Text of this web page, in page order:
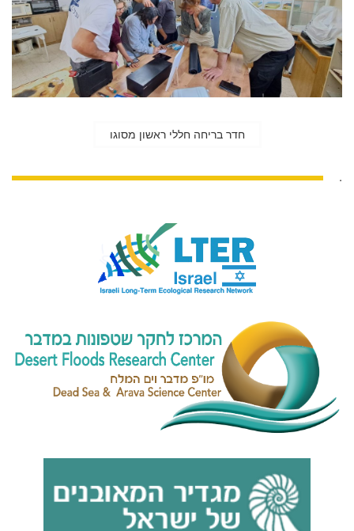
חדר בריחה חללי ראשון מסוגו
.